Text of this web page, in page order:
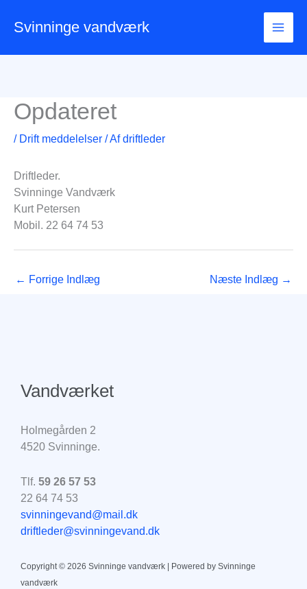
Svinninge vandværk
Opdateret
/ Drift meddelelser / Afdriftleder
Driftleder.
Svinninge Vandværk
Kurt Petersen
Mobil. 22 64 74 53
← Forrige Indlæg Næste Indlæg →
Vandværket
Holmegården 2
4520 Svinninge.
Tlf. 59 26 57 53
22 64 74 53
svinningevand@mail.dk
driftleder@svinningevand.dk
Copyright © 2026 Svinninge vandværk | Powered by Svinninge
vandværk